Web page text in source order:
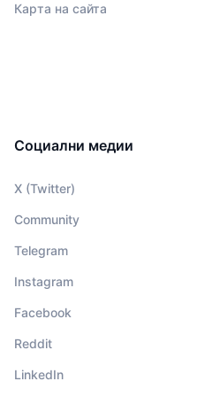
Карта на сайта
Социални медии
X (Twitter)
Community
Telegram
Instagram
Facebook
Reddit
LinkedIn